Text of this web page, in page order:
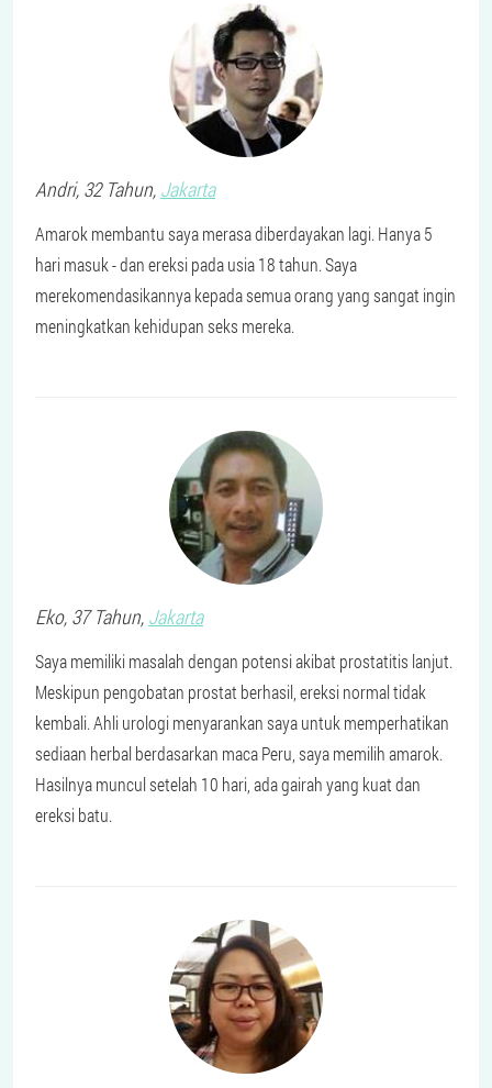
Andri, 32 Tahun, Jakarta
Amarok membantu saya merasa diberdayakan lagi. Hanya 5
hari masuk - dan ereksi pada usia 18 tahun. Saya
merekomendasikannya kepada semua orang yang sangat ingin
meningkatkan kehidupan seks mereka.
Eko, 37 Tahun, Jakarta
Saya memiliki masalah dengan potensi akibat prostatitis lanjut.
Meskipun pengobatan prostat berhasil, ereksi normal tidak
kembali. Ahli urologi menyarankan saya untuk memperhatikan
sediaan herbal berdasarkan maca Peru, saya memilih amarok.
Hasilnya muncul setelah 10 hari, ada gairah yang kuat dan
ereksi batu.